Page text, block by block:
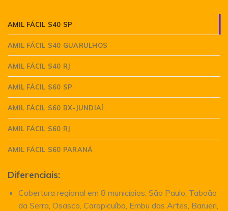
AMIL FÁCIL S40 SP
AMIL FÁCIL S40 GUARULHOS
AMIL FÁCIL S40 RJ
AMIL FÁCIL S60 SP
AMIL FÁCIL S60 BX-JUNDIAÍ
AMIL FÁCIL S60 RJ
AMIL FÁCIL S60 PARANÁ
Diferenciais:
Cobertura regional em 8 municípios: São Paulo, Taboão
da Serra, Osasco, Carapicuíba, Embu das Artes, Barueri,